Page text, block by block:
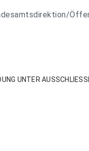
UNTER